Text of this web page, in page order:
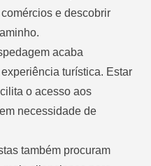
e descobrir
acaba
turística. Estar
o acesso aos
necessidade de
também procuram